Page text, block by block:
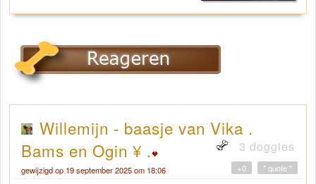
Willemijn - baasje van Vika .
Bams en Ogin ¥ .
3 doggies
gewijzigd op 19 september 2025 om 18:06 " quote "
+0